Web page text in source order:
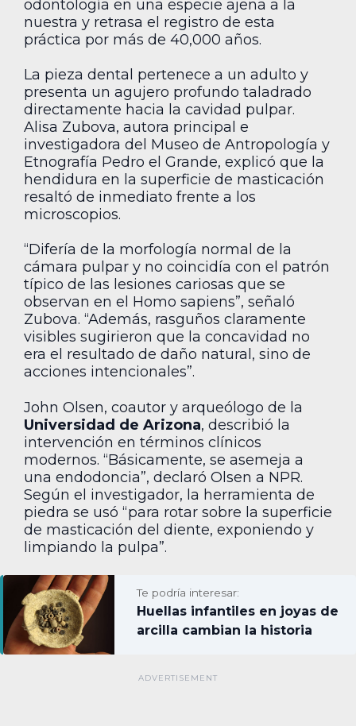
odontología en una especie ajena a la
nuestra y retrasa el registro de esta
práctica por más de 40,000 años.
La pieza dental pertenece a un adulto y
presenta un agujero profundo taladrado
directamente hacia la cavidad pulpar.
Alisa Zubova, autora principal e
investigadora del Museo de Antropología y
Etnografía Pedro el Grande, explicó que la
hendidura en la superficie de masticación
resaltó de inmediato frente a los
microscopios.
“Difería de la morfología normal de la
cámara pulpar y no coincidía con el patrón
típico de las lesiones cariosas que se
observan en el Homo sapiens”, señaló
Zubova. “Además, rasguños claramente
visibles sugirieron que la concavidad no
era el resultado de daño natural, sino de
acciones intencionales”.
John Olsen, coautor y arqueólogo de la
Universidad de Arizona, describió la
intervención en términos clínicos
modernos. “Básicamente, se asemeja a
una endodoncia”, declaró Olsen a NPR.
Según el investigador, la herramienta de
piedra se usó “para rotar sobre la superficie
de masticación del diente, exponiendo y
limpiando la pulpa”.
Te podría interesar:
Huellas infantiles en joyas de
arcilla cambian la historia